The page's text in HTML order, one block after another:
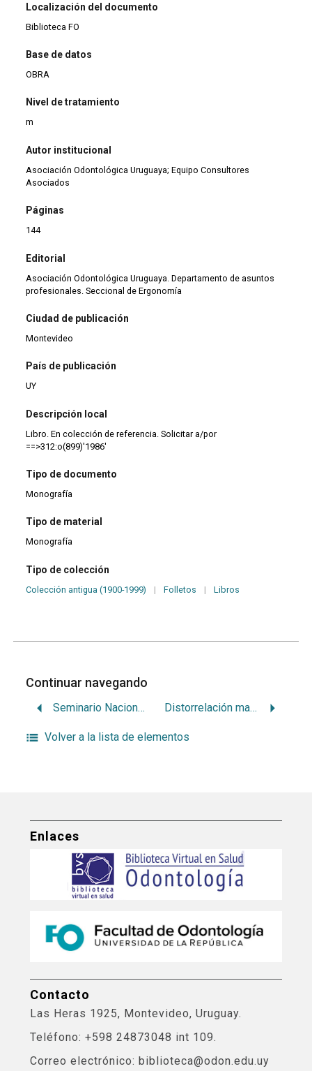
Localización del documento
Biblioteca FO
Base de datos
OBRA
Nivel de tratamiento
m
Autor institucional
Asociación Odontológica Uruguaya; Equipo Consultores
Asociados
Páginas
144
Editorial
Asociación Odontológica Uruguaya. Departamento de asuntos
profesionales. Seccional de Ergonomía
Ciudad de publicación
Montevideo
País de publicación
UY
Descripción local
Libro. En colección de referencia. Solicitar a/por
==>312:o(899)'1986'
Tipo de documento
Monografía
Tipo de material
Monografía
Tipo de colección
Colección antigua (1900-1999) | Folletos | Libros
Continuar navegando
Seminario Nacional de Atención Primaria y Salud bucal Distorrelación mandibular: su tratamiento con las terapéuticas de Bimler, Frankel y método combinado l.s.78
Volver a la lista de elementos
Enlaces
Contacto
Las Heras 1925, Montevideo, Uruguay.
Teléfono: +598 24873048 int 109.
Correo electrónico: biblioteca@odon.edu.uy